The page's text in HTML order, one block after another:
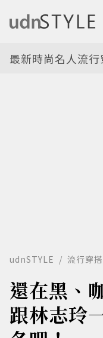
最新時尚名人流
udnSTYLE 流行穿搭
還在黑、
跟林志玲